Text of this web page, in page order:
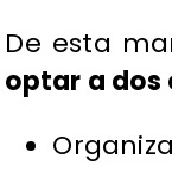
De esta
optar a dos